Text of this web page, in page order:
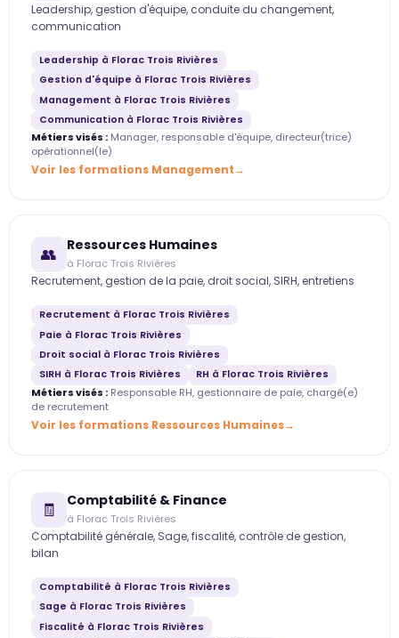
Leadership, gestion d'équipe, conduite du changement,
communication
Leadership à Florac Trois Rivières
Gestion d'équipe à Florac Trois Rivières
Management à Florac Trois Rivières
Communication à Florac Trois Rivières
Métiers visés : Manager, responsable d'équipe, directeur(trice)
opérationnel(le)
Voir les formations Management
👥 Ressources Humaines
à Florac Trois Rivières
Recrutement, gestion de la paie, droit social, SIRH, entretiens
Recrutement à Florac Trois Rivières
Paie à Florac Trois Rivières
Droit social à Florac Trois Rivières
SIRH à Florac Trois Rivières
RH à Florac Trois Rivières
Métiers visés : Responsable RH, gestionnaire de paie, chargé(e)
de recrutement
Voir les formations Ressources Humaines
🧾 Comptabilité & Finance
à Florac Trois Rivières
Comptabilité générale, Sage, fiscalité, contrôle de gestion,
bilan
Comptabilité à Florac Trois Rivières
Sage à Florac Trois Rivières
Fiscalité à Florac Trois Rivières